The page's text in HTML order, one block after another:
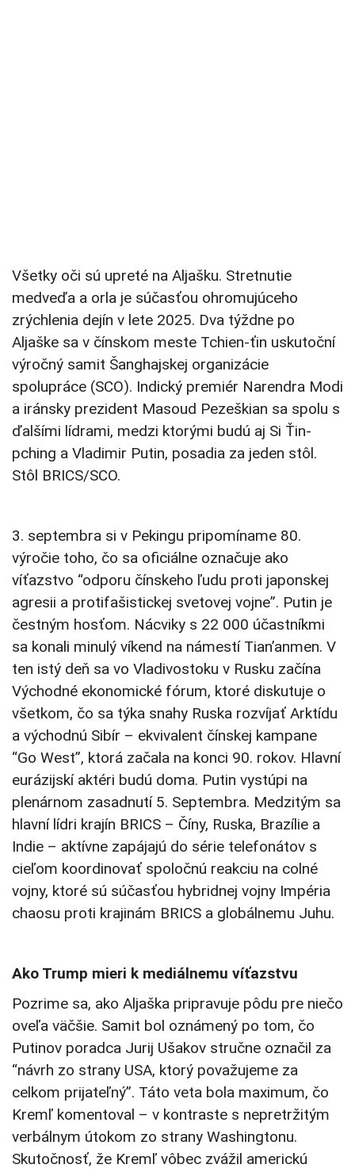
Všetky oči sú upreté na Aljašku. Stretnutie
medveďa a orla je súčasťou ohromujúceho
zrýchlenia dejín v lete 2025. Dva týždne po
Aljaške sa v čínskom meste Tchien-ťin uskutoční
výročný samit Šanghajskej organizácie
spolupráce (SCO). Indický premiér Narendra Modi
a iránsky prezident Masoud Pezeškian sa spolu s
ďalšími lídrami, medzi ktorými budú aj Si Ťin-
pching a Vladimir Putin, posadia za jeden stôl.
Stôl BRICS/SCO.
3. septembra si v Pekingu pripomíname 80.
výročie toho, čo sa oficiálne označuje ako
víťazstvo “odporu čínskeho ľudu proti japonskej
agresii a protifašistickej svetovej vojne”. Putin je
čestným hosťom. Nácviky s 22 000 účastníkmi
sa konali minulý víkend na námestí Tian’anmen. V
ten istý deň sa vo Vladivostoku v Rusku začína
Východné ekonomické fórum, ktoré diskutuje o
všetkom, čo sa týka snahy Ruska rozvíjať Arktídu
a východnú Sibír – ekvivalent čínskej kampane
“Go West”, ktorá začala na konci 90. rokov. Hlavní
eurázijskí aktéri budú doma. Putin vystúpi na
plenárnom zasadnutí 5. Septembra. Medzitým sa
hlavní lídri krajín BRICS – Číny, Ruska, Brazílie a
Indie – aktívne zapájajú do série telefonátov s
cieľom koordinovať spoločnú reakciu na colné
vojny, ktoré sú súčasťou hybridnej vojny Impéria
chaosu proti krajinám BRICS a globálnemu Juhu.
Ako Trump mieri k mediálnemu víťazstvu
Pozrime sa, ako Aljaška pripravuje pôdu pre niečo
oveľa väčšie. Samit bol oznámený po tom, čo
Putinov poradca Jurij Ušakov stručne označil za
“návrh zo strany USA, ktorý považujeme za
celkom prijateľný”. Táto veta bola maximum, čo
Kremľ komentoval – v kontraste s nepretržitým
verbálnym útokom zo strany Washingtonu.
Skutočnosť, že Kremľ vôbec zvážil americkú